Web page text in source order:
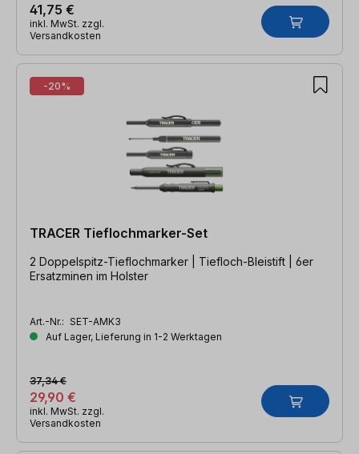
41,75 €
inkl. MwSt. zzgl.
Versandkosten
-20%
TRACER Tieflochmarker-Set
2 Doppelspitz-Tieflochmarker | Tiefloch-Bleistift | 6er
Ersatzminen im Holster
Art.-Nr.: SET-AMK3
Auf Lager, Lieferung in 1-2 Werktagen
29,90 €
37,34 €
inkl. MwSt. zzgl.
Versandkosten